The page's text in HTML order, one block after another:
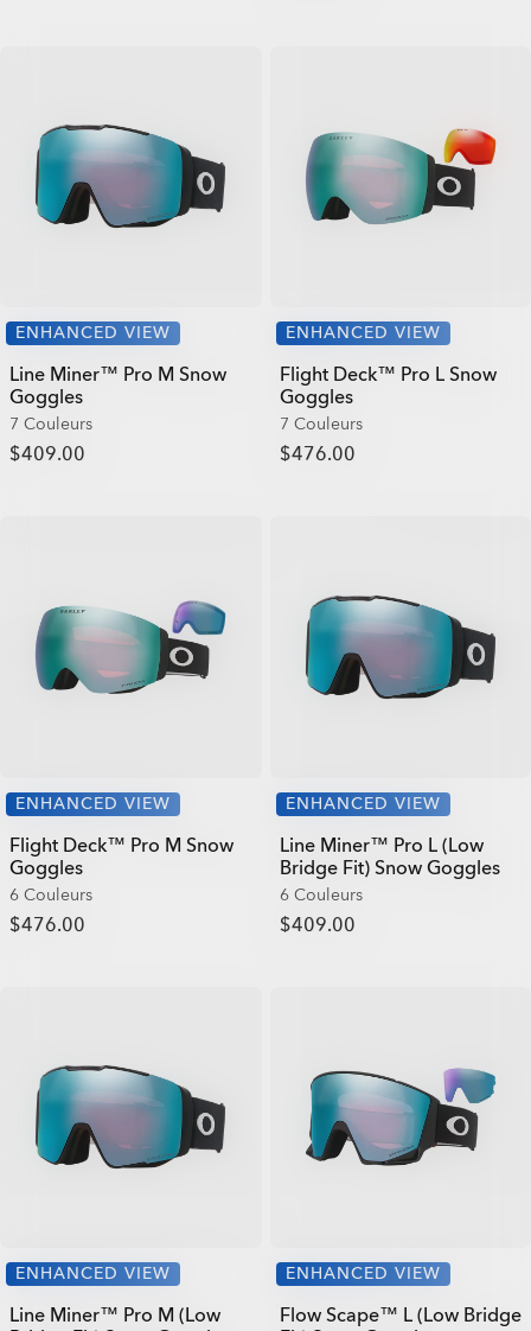
ENHANCED VIEW
Line Miner™ Pro M Snow
Goggles
7 Couleurs
$409.00
ENHANCED VIEW
Flight Deck™ Pro L Snow
Goggles
7 Couleurs
$476.00
ENHANCED VIEW
Flight Deck™ Pro M Snow
Goggles
6 Couleurs
$476.00
ENHANCED VIEW
Line Miner™ Pro L (Low
Bridge Fit) Snow Goggles
6 Couleurs
$409.00
ENHANCED VIEW
Line Miner™ Pro M (Low
ENHANCED VIEW
Flow Scape™ L (Low Bridge